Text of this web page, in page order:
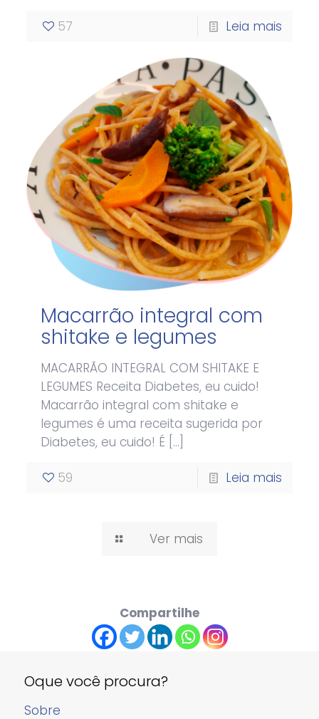
57 Leia mais
Macarrão integral com
shitake e legumes
MACARRÃO INTEGRAL COM SHITAKE E
LEGUMES Receita Diabetes, eu cuido!
Macarrão integral com shitake e
legumes é uma receita sugerida por
Diabetes, eu cuido! É […]
59 Leia mais
Ver mais
Compartilhe
Oque você procura?
Sobre